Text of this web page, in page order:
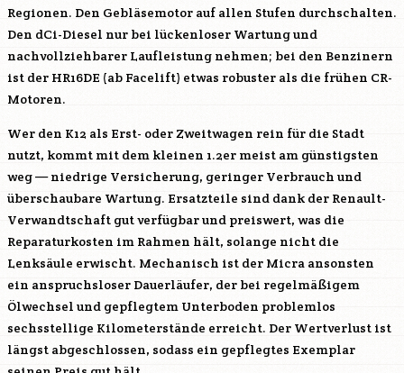
Regionen. Den Gebläsemotor auf allen Stufen durchschalten.
Den dCi-Diesel nur bei lückenloser Wartung und
nachvollziehbarer Laufleistung nehmen; bei den Benzinern
ist der HR16DE (ab Facelift) etwas robuster als die frühen CR-
Motoren.
Wer den K12 als Erst- oder Zweitwagen rein für die Stadt
nutzt, kommt mit dem kleinen 1.2er meist am günstigsten
weg — niedrige Versicherung, geringer Verbrauch und
überschaubare Wartung. Ersatzteile sind dank der Renault-
Verwandtschaft gut verfügbar und preiswert, was die
Reparaturkosten im Rahmen hält, solange nicht die
Lenksäule erwischt. Mechanisch ist der Micra ansonsten
ein anspruchsloser Dauerläufer, der bei regelmäßigem
Ölwechsel und gepflegtem Unterboden problemlos
sechsstellige Kilometerstände erreicht. Der Wertverlust ist
längst abgeschlossen, sodass ein gepflegtes Exemplar